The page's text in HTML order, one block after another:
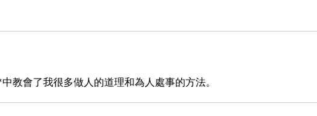
教會了我很多做人的道理和為人處事的方法。